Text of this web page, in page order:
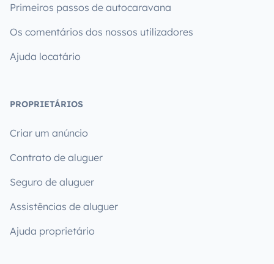
Primeiros passos de autocaravana
Os comentários dos nossos utilizadores
Ajuda locatário
PROPRIETÁRIOS
Criar um anúncio
Contrato de aluguer
Seguro de aluguer
Assistências de aluguer
Ajuda proprietário